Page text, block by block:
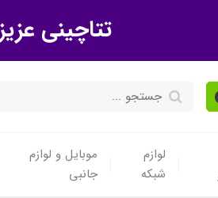
تتاچینی
لوازم
شبکه
موبایل و لوازم
جانبی